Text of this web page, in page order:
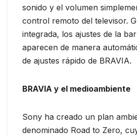
sonido y el volumen
control remoto del televisor.
integrada, los ajustes de la
aparecen de manera
de ajustes rápido de BRAVIA.
BRAVIA y el medioambiente
Sony ha creado un plan
denominado Road to Zero,